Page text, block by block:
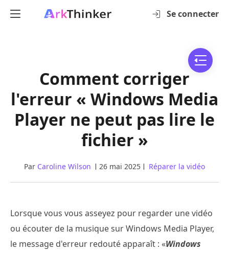
Se connecter
Comment corriger
l'erreur « Windows Media
Player ne peut pas lire le
fichier »
Par Caroline Wilson 26 mai 2025 Réparer la vidéo
Lorsque vous vous asseyez pour regarder une vidéo
ou écouter de la musique sur Windows Media Player,
le message d'erreur redouté apparaît : «Windows